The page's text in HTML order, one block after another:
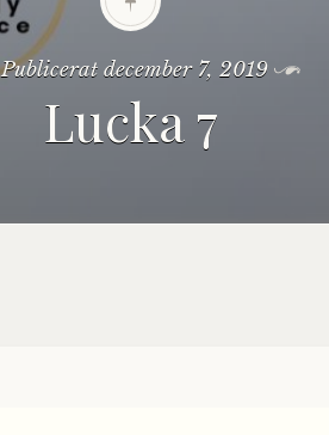
Publiceratdecember 7, 2019
Lucka 7